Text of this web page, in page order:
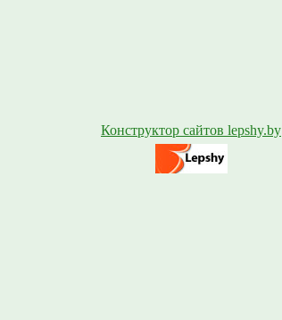
Конструктор сайтов lepshy.by